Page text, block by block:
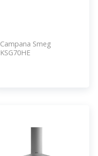
Campana Smeg
KSG70HE